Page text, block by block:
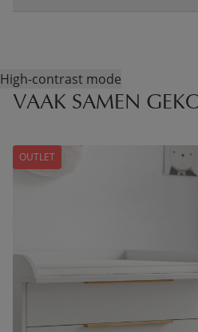
High-contrast mode
VAAK SAMEN
OUTLET